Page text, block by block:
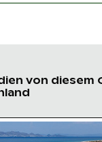
von diesem
Flamingo Beach